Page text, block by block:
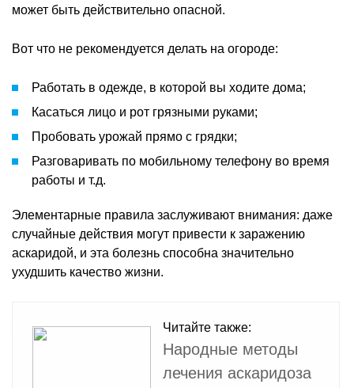
может быть действительно опасной.
Вот что не рекомендуется делать на огороде:
Работать в одежде, в которой вы ходите дома;
Касаться лицо и рот грязными руками;
Пробовать урожай прямо с грядки;
Разговаривать по мобильному телефону во время
работы и т.д.
Элементарные правила заслуживают внимания: даже
случайные действия могут привести к заражению
аскаридой, и эта болезнь способна значительно
ухудшить качество жизни.
Читайте также:
Народные методы
лечения аскаридоза